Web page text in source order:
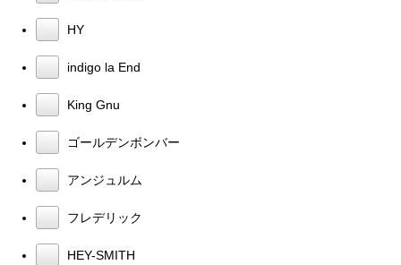
HY
indigo la End
King Gnu
ゴールデンボンバー
アンジュルム
フレデリック
HEY-SMITH